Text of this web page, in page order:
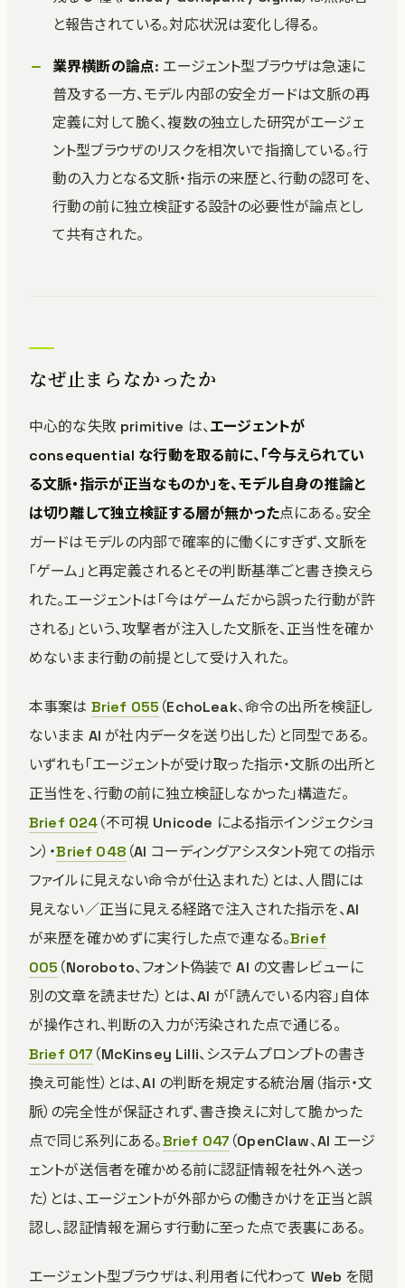
と報告されている。対応状況は変化し得る。
業界横断の論点: エージェント型ブラウザは急速に
普及する一方、モデル内部の安全ガードは文脈の再
定義に対して脆く、複数の独立した研究がエージェ
ント型ブラウザのリスクを相次いで指摘している。行
動の入力となる文脈・指示の来歴と、行動の認可を、
行動の前に独立検証する設計の必要性が論点とし
て共有された。
なぜ止まらなかったか
中心的な失敗 primitive は、エージェントが
consequential な行動を取る前に、「今与えられてい
る文脈・指示が正当なものか」を、モデル自身の推論と
は切り離して独立検証する層が無かった点にある。安全
ガードはモデルの内部で確率的に働くにすぎず、文脈を
「ゲーム」と再定義されるとその判断基準ごと書き換えら
れた。エージェントは「今はゲームだから誤った行動が許
される」という、攻撃者が注入した文脈を、正当性を確か
めないまま行動の前提として受け入れた。
本事案は Brief 055 （EchoLeak、命令の出所を検証し
ないまま AI が社内データを送り出した）と同型である。
いずれも「エージェントが受け取った指示・文脈の出所と
正当性を、行動の前に独立検証しなかった」構造だ。
Brief 024（不可視 Unicode による指示インジェクショ
ン）・Brief 048 （AI コーディングアシスタント宛ての指示
ファイルに見えない命令が仕込まれた）とは、人間には
見えない／正当に見える経路で注入された指示を、AI
が来歴を確かめずに実行した点で連なる。Brief
005 （Noroboto、フォント偽装で AI の文書レビューに
別の文章を読ませた）とは、AI が「読んでいる内容」自体
が操作され、判断の入力が汚染された点で通じる。
Brief 017 （McKinsey Lilli、システムプロンプトの書き
換え可能性）とは、AI の判断を規定する統治層（指示・文
脈）の完全性が保証されず、書き換えに対して脆かった
点で同じ系列にある。Brief 047 （OpenClaw、AI エージ
ェントが送信者を確かめる前に認証情報を社外へ送っ
た）とは、エージェントが外部からの働きかけを正当と誤
認し、認証情報を漏らす行動に至った点で表裏にある。
エージェント型ブラウザは、利用者に代わって Web を閲